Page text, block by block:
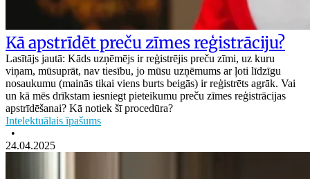
Kā apstrīdēt preču zīmes reģistrāciju?
Lasītājs jautā: Kāds uzņēmējs ir reģistrējis preču zīmi, uz kuru
viņam, mūsuprāt, nav tiesību, jo mūsu uzņēmums ar ļoti līdzīgu
nosaukumu (mainās tikai viens burts beigās) ir reģistrēts agrāk. Vai
un kā mēs drīkstam iesniegt pieteikumu preču zīmes reģistrācijas
apstrīdēšanai? Kā notiek šī procedūra?
Intelektuālais īpašums
•
24.04.2025